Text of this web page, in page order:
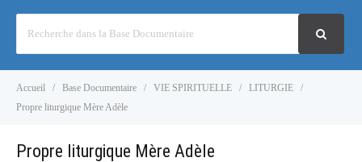
Accueil Base Documentaire VIE SPIRITUELLE
LITURGIE
Propre liturgique Mère Adèle
Propre liturgique Mère Adèle